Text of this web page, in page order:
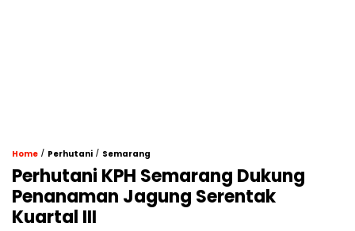
Home / Perhutani / Semarang
Perhutani KPH Semarang Dukung
Penanaman Jagung Serentak
Kuartal III